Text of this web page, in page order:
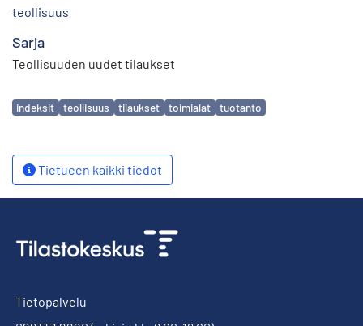
teollisuus
Sarja
Teollisuuden uudet tilaukset
Avainsanat
indeksit teollisuus tilaukset toimialat tuotanto
Tietueen kaikki tiedot
Tietopalvelu